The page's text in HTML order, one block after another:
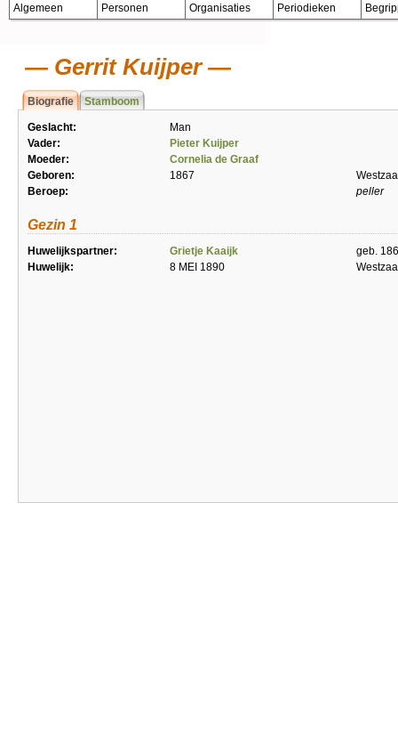
Algemeen Personen Organisaties Periodieken
Gerrit Kuijper
Biografie Stamboom
Geslacht:
Man
Vader:
Pieter Kuijper
Moeder:
Cornelia de Graaf
Geboren:
1867
Beroep:
peller
Gezin 1
Huwelijkspartner: Grietje Kaaijk
geb.
Huwelijk:
8 MEI 1890